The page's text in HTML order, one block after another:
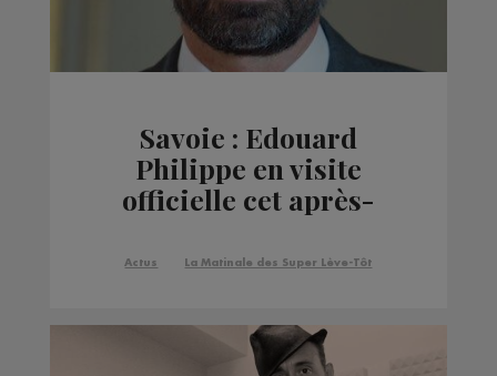
Savoie : Edouard
Philippe en visite
officielle cet après-
Actus La Matinale des Super Lève-Tôt